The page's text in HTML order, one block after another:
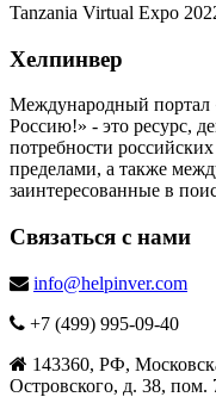
Tanzania Virtual Expo
Хелпинвер
Международный
Россию!» - это ресурс,
потребности
пределами, а также
заинтересованные в
Связаться с нами
info@helpinver.com
+7 (499) 995-09-40
143360, РФ,
Островского, д. 38, пом.